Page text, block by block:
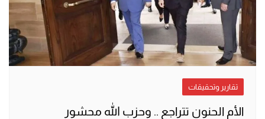
تقارير وتحقيقات
الأم الحنون تتراجع .. وحزب الله محشور